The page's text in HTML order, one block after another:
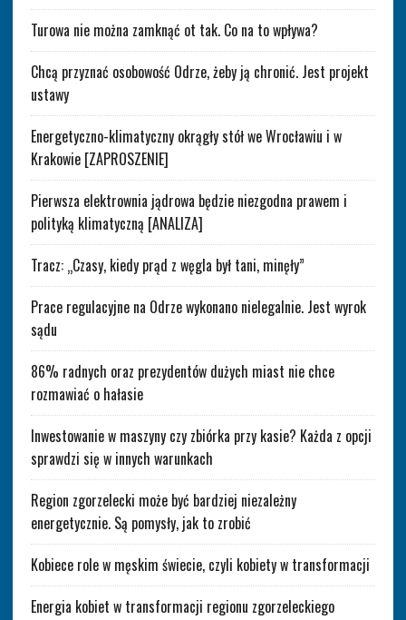
Turowa nie można zamknąć ot tak. Co na to wpływa?
Chcą przyznać osobowość Odrze, żeby ją chronić. Jest projekt
ustawy
Energetyczno-klimatyczny okrągły stół we Wrocławiu i w
Krakowie [ZAPROSZENIE]
Pierwsza elektrownia jądrowa będzie niezgodna prawem i
polityką klimatyczną [ANALIZA]
Tracz: „Czasy, kiedy prąd z węgla był tani, minęły”
Prace regulacyjne na Odrze wykonano nielegalnie. Jest wyrok
sądu
86% radnych oraz prezydentów dużych miast nie chce
rozmawiać o hałasie
Inwestowanie w maszyny czy zbiórka przy kasie? Każda z opcji
sprawdzi się w innych warunkach
Region zgorzelecki może być bardziej niezależny
energetycznie. Są pomysły, jak to zrobić
Kobiece role w męskim świecie, czyli kobiety w transformacji
Energia kobiet w transformacji regionu zgorzeleckiego